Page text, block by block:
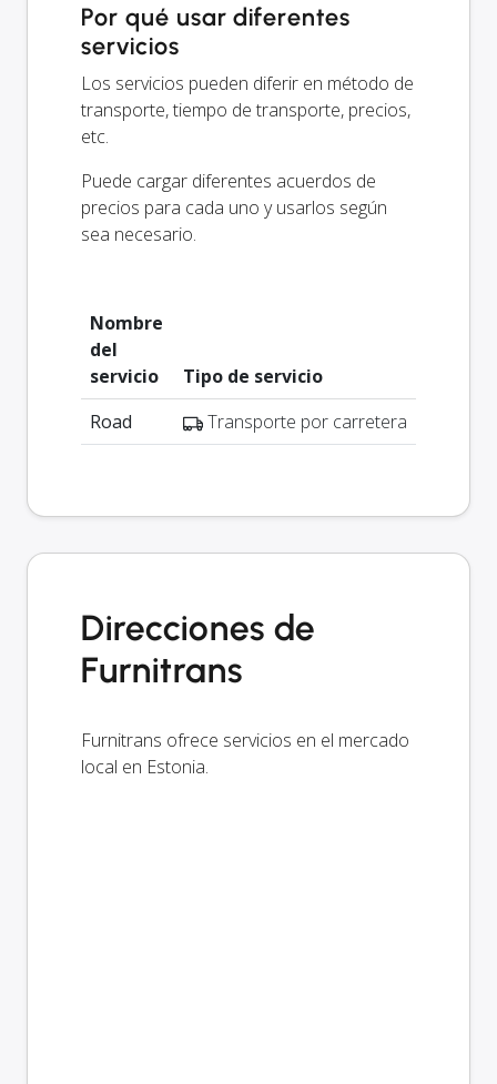
Por qué usar diferentes
servicios
Los servicios pueden diferir en método de
transporte, tiempo de transporte, precios,
etc.
Puede cargar diferentes acuerdos de
precios para cada uno y usarlos según
sea necesario.
Nombre
del
servicio
Tipo de servicio
Road
Transporte por carretera
Direcciones de
Furnitrans
Furnitrans ofrece servicios en el mercado
local en Estonia.